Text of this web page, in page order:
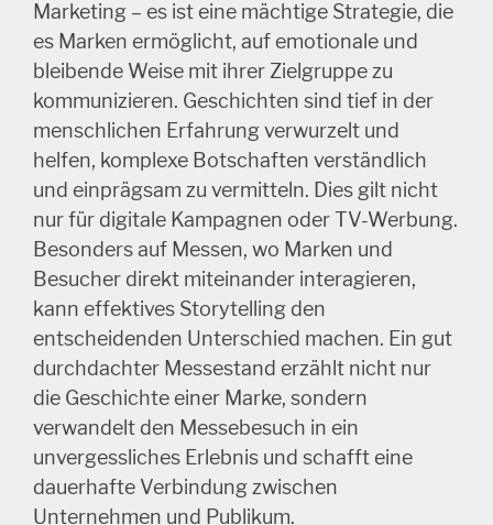
Marketing – es ist eine mächtige Strategie, die
es Marken ermöglicht, auf emotionale und
bleibende Weise mit ihrer Zielgruppe zu
kommunizieren. Geschichten sind tief in der
menschlichen Erfahrung verwurzelt und
helfen, komplexe Botschaften verständlich
und einprägsam zu vermitteln. Dies gilt nicht
nur für digitale Kampagnen oder TV-Werbung.
Besonders auf Messen, wo Marken und
Besucher direkt miteinander interagieren,
kann effektives Storytelling den
entscheidenden Unterschied machen. Ein gut
durchdachter Messestand erzählt nicht nur
die Geschichte einer Marke, sondern
verwandelt den Messebesuch in ein
unvergessliches Erlebnis und schafft eine
dauerhafte Verbindung zwischen
Unternehmen und Publikum.